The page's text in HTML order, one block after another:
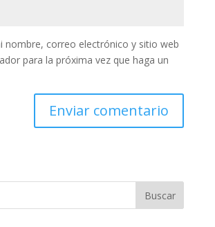
nombre, correo electrónico y sitio web
para la próxima vez que haga un